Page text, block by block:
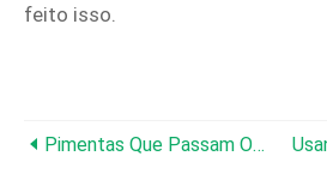
feito isso.
Pimentas Que Passam O Inverno:prolongando A Vida Da Sua Planta Usando